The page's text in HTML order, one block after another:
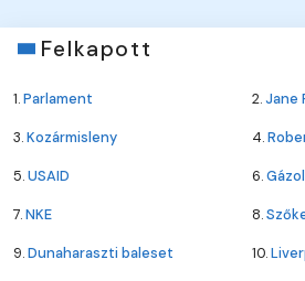
Felkapott
1.Parlament 2.Jane
3.Kozármisleny 4.
5.USAID 6.
7.NKE 8.
9.Dunaharaszti baleset 10.